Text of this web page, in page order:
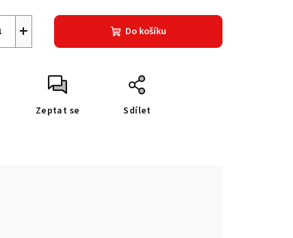
+ Do košíku
Zeptat se Sdílet